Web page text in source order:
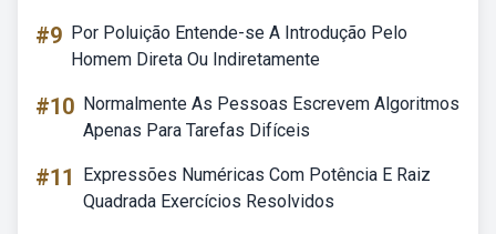
#9 Por Poluição Entende-se A Introdução Pelo
Homem Direta Ou Indiretamente
#10 Normalmente As Pessoas Escrevem Algoritmos
Apenas Para Tarefas Difíceis
#11
Expressões Numéricas Com Potência E Raiz
Quadrada Exercícios Resolvidos